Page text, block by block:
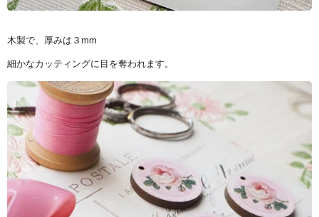
木製で、厚みは３mm
細かなカッティングに目を奪われます。